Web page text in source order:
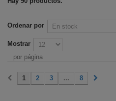
Ordenar por
Mostrar
por página
1 2 3 ... 8